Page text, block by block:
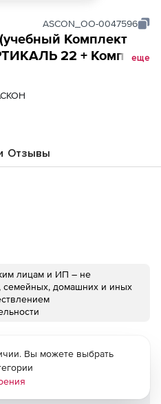
ASCON_ОО-0047596
Комплект
22 + Компaсеще
Отзывы
лицам и ИП – не
семейных, домашних и иных
Вы можете выбрать